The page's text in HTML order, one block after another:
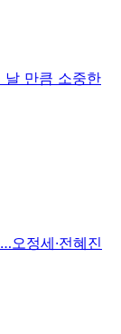
만큼 소중한
오정세·전혜진